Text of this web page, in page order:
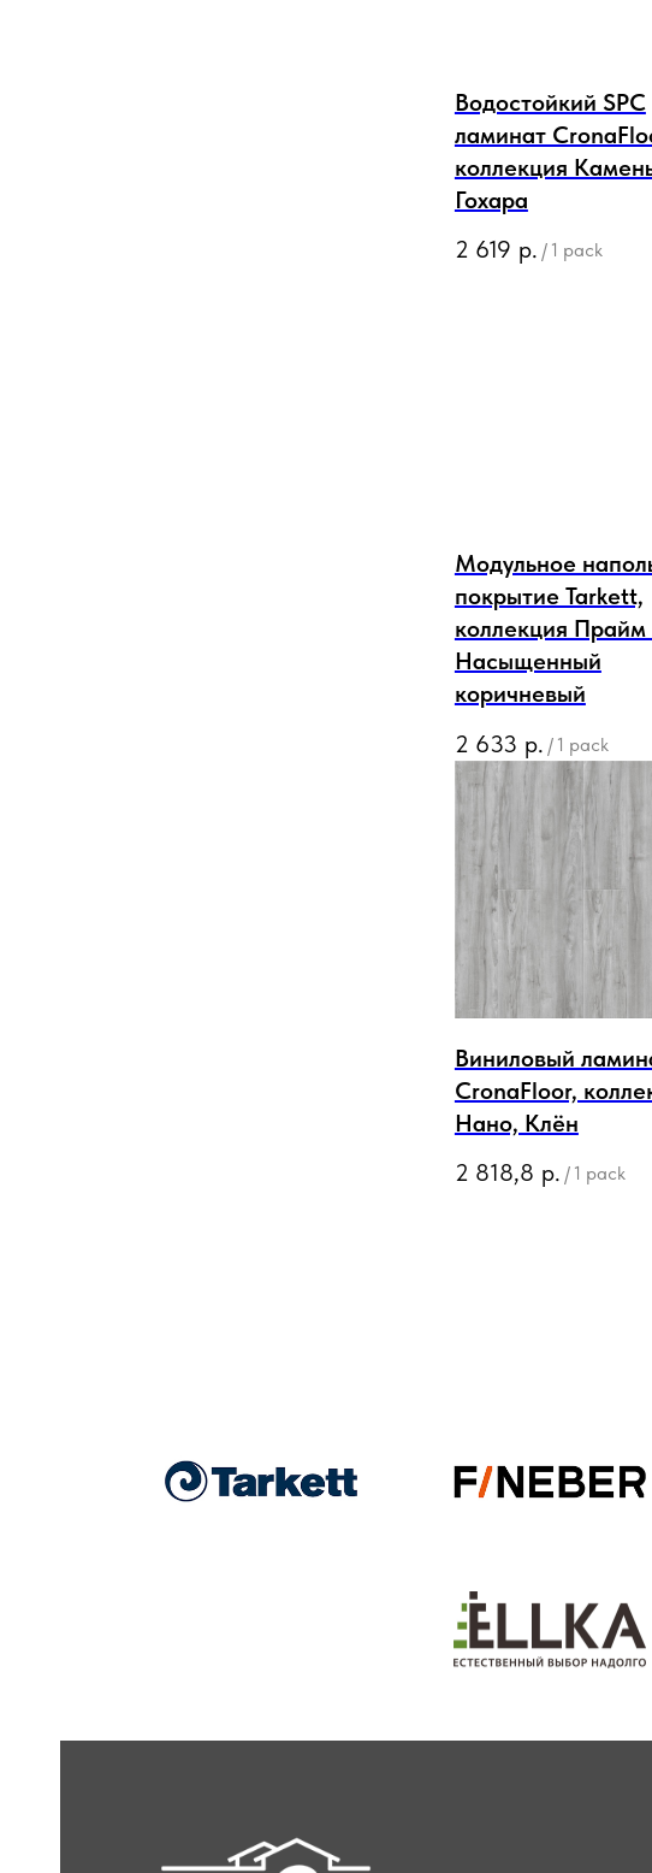
Водостойкий SPC
ламинат
коллекция
Гохара
2 619 р. / 1 pack
Модульное
покрытие Tarkett,
коллекция Прайм
Насыщенный
коричневый
2 633 р. / 1 pack
Виниловый
CronaFloor,
Нано, Клён
2 818,8 р. / 1 pack